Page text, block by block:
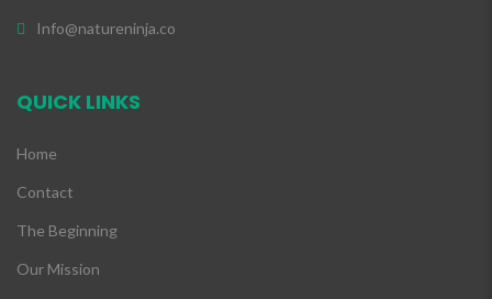
Info@natureninja.co
QUICK LINKS
Home
Contact
The Beginning
Our Mission